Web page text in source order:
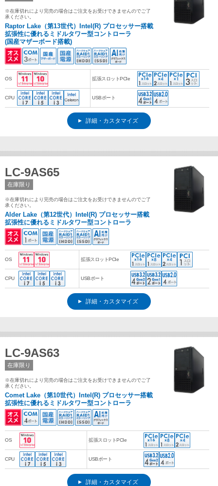
※在庫切れにより完売の場合はご注文をお受けできませんのでご了
承ください。
Raptor Lake（第13世代）Intel(R) プロセッサー搭載
拡張性に優れるミドルタワー型コントローラ
(国産マザーボード搭載)
OS 拡張スロットPCIe
CPU USBポート
詳細・カスタマイズ
LC-9AS65
在庫限り
※在庫切れにより完売の場合はご注文をお受けできませんのでご了
承ください。
Alder Lake（第12世代）Intel(R) プロセッサー搭載
拡張性に優れるミドルタワー型コントローラ
OS 拡張スロットPCIe
CPU USBポート
詳細・カスタマイズ
LC-9AS63
在庫限り
※在庫切れにより完売の場合はご注文をお受けできませんのでご了
承ください。
Comet Lake（第10世代）Intel(R) プロセッサー搭載
拡張性に優れるミドルタワー型コントローラ
OS 拡張スロットPCIe
CPU USBポート
詳細・カスタマイズ